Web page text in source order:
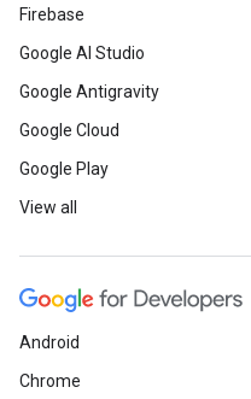
Firebase
Google AI Studio
Google Antigravity
Google Cloud
Google Play
View all
Android
Chrome